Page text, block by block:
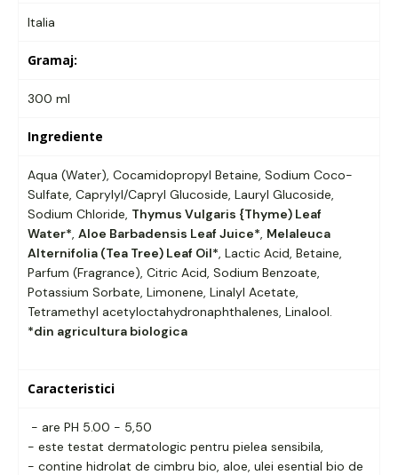
Italia
Gramaj:
300 ml
Ingrediente
Aqua (Water), Cocamidopropyl Betaine, Sodium Coco-
Sulfate, Caprylyl/Capryl Glucoside, Lauryl Glucoside,
Sodium Chloride, Thymus Vulgaris {Thyme) Leaf
Water*, Aloe Barbadensis Leaf Juice*, Melaleuca
Alternifolia (Tea Tree) Leaf Oil*, Lactic Acid, Betaine,
Parfum (Fragrance), Citric Acid, Sodium Benzoate,
Potassium Sorbate, Limonene, Linalyl Acetate,
Tetramethyl acetyloctahydronaphthalenes, Linalool.
*din agricultura biologica
Caracteristici
- are PH 5.00 - 5,50
- este testat dermatologic pentru pielea sensibila,
- contine hidrolat de cimbru bio, aloe, ulei esential bio de